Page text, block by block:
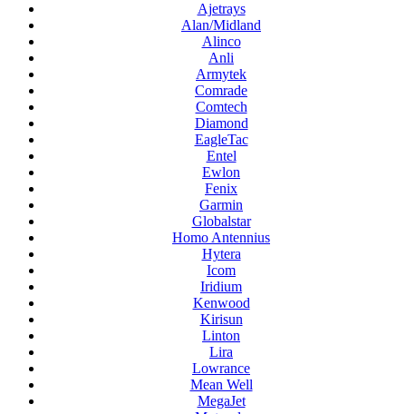
Ajetrays
Alan/Midland
Alinco
Anli
Armytek
Comrade
Comtech
Diamond
EagleTac
Entel
Ewlon
Fenix
Garmin
Globalstar
Homo Antennius
Hytera
Icom
Iridium
Kenwood
Kirisun
Linton
Lira
Lowrance
Mean Well
MegaJet